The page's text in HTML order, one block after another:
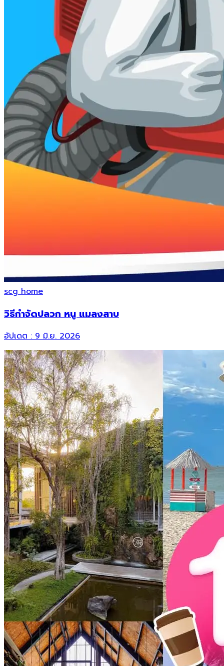
scg home
วิธีกำจัดปลวก หนู แมลงสาบ
อัปเดต :9 มิ.ย. 2026